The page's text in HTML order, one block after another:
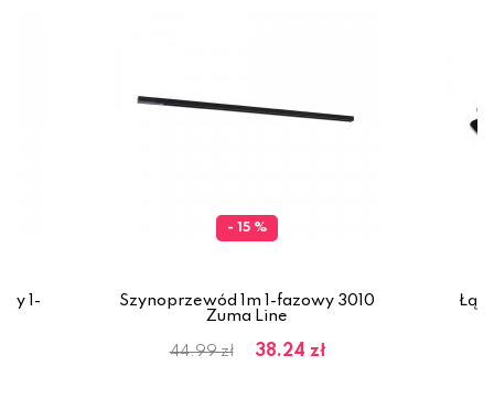
1-
- 15 %
Szynoprzewód 1m 1-fazowy 3010
Zuma Line
44.99 zł 38.24 zł